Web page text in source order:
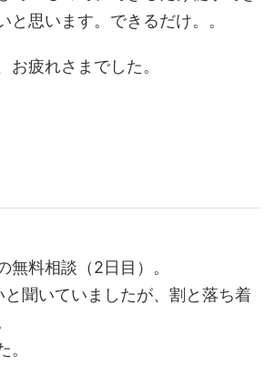
と思います。できるだけ。。
お疲れさまでした。
無料相談（2日目）。
聞いていましたが、割と落ち着
。